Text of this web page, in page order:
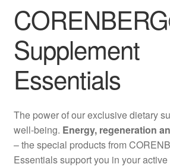
Blog
Wissen
Glossar
Kontakt
Über uns
Supplement
Essentials
The power of our exclusive dietary
well-being. Energy, regeneration
– the special products from
Essentials support you in your